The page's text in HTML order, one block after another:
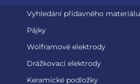
Vyhledání přídavného materiálu
Pájky
Wolframové elektrody
Drážkovací elektrody
Keramické podložky